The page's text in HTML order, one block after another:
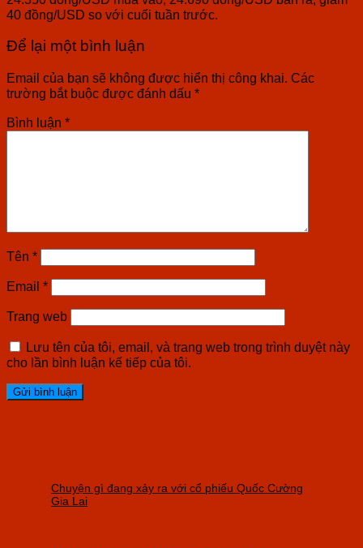
40 đồng/USD so với cuối tuần trước.
Để lại một bình luận
Email của bạn sẽ không được hiển thị công khai. Các
trường bắt buộc được đánh dấu *
Bình luận *
Tên *
Email *
Trang web
Lưu tên của tôi, email, và trang web trong trình duyệt này
cho lần bình luận kế tiếp của tôi.
Chuyện gì đang xảy ra với cổ phiếu Quốc Cường
Gia Lai